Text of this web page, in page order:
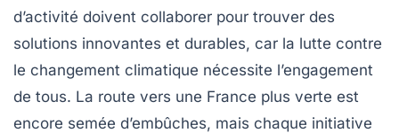
d’activité doivent collaborer pour trouver des
solutions innovantes et durables, car la lutte contre
le changement climatique nécessite l’engagement
de tous. La route vers une France plus verte est
encore semée d’embûches, mais chaque initiative